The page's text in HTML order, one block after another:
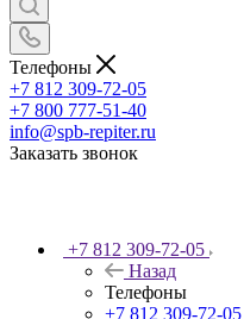
Телефоны
+7 812 309-72-05
+7 800 777-51-40
info@spb-repiter.ru
Заказать звонок
+7 812 309-72-05
Назад
Телефоны
+7 812 309-72-05